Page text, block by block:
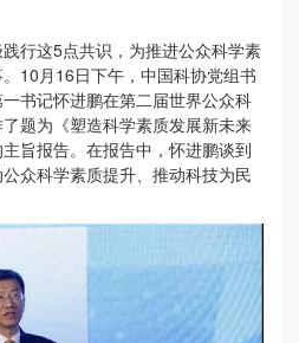
行这5点共识，为推进公众科学素
10月16日下午，中国科协党组书
书记怀进鹏在第二届世界公众科
题为《塑造科学素质发展新未来
旨报告。在报告中，怀进鹏谈到
众科学素质提升、推动科技为民